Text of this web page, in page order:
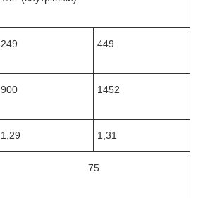
249 449
900 1452
1,29 1,31
75